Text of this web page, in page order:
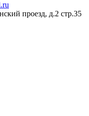
проезд, д.2 стр.35